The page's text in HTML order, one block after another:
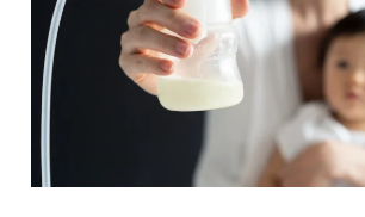
d’une
téterelle
pour
bien
tirer
son